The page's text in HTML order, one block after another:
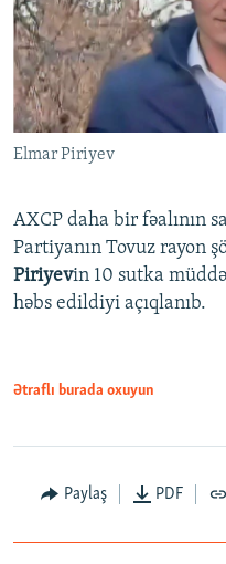
Elmar Piriyev
AXCP daha bir fəalının
Partiyanın Tovuz rayon
Piriyevin 10 sutka
həbs edildiyi açıqlanıb.
Ətraflı burada oxuyun
Paylaş PDF